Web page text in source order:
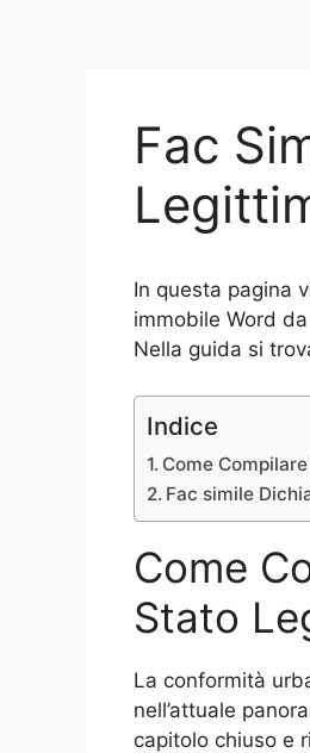
Fac
In questa pagina
immobile Word
Nella guida si
Indice
Come
Fac simile
Come
Stato
La conformità
nell’attuale
capitolo chiuso e